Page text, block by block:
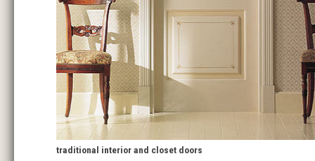
traditional interior and closet doors